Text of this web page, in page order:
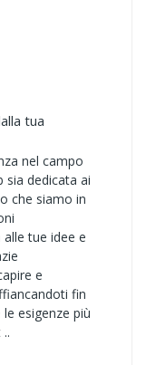
tua
nel campo
sia dedicata ai
che siamo in
tue idee e
e
fin
esigenze più